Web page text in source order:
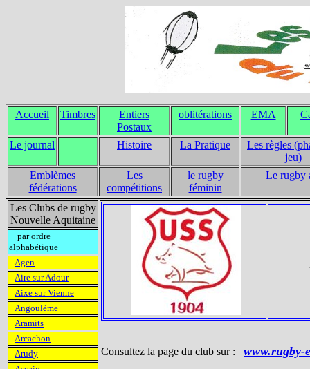
Accueil Timbres
Entiers
Postaux
oblitérations EMA
Le journal Histoire La Pratique
Les règles
jeu)
Emblèmes
fédérations
Les
compétitions
le rugby
féminin
Le rugby
Les Clubs de rugby
Nouvelle Aquitaine
Consultez la page du club sur : www.rugby-
par ordre
alphabétique
Agen
Aire sur Adour
Aixe sur Vienne
Angoulème
Aramits
Arcachon
Arudy